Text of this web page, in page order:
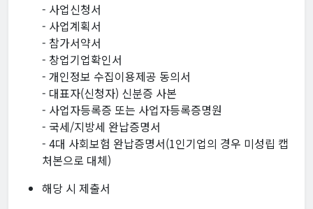
- 사업신청서
- 사업계획서
- 참가서약서
- 창업기업확인서
- 개인정보 수집이용제공 동의서
- 대표자(신청자) 신분증 사본
- 사업자등록증 또는 사업자등록증명원
- 국세/지방세 완납증명서
- 4대 사회보험 완납증명서(1인기업의 경우 미성립 캡
처본으로 대체)
해당 시 제출서